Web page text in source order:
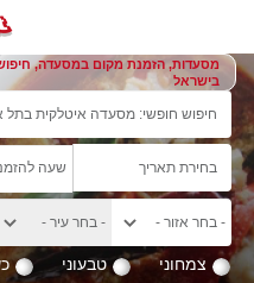
מסעדות, הזמנת מקום במסעדה,
בישראל
צמחוני טבעוני